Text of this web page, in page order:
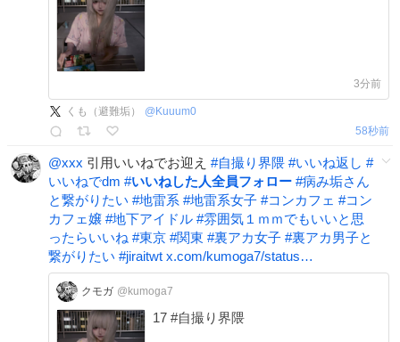
3分前
くも（避難垢） @ Kuuum0
1分前
@xxx 引用いいねでお迎え #自撮り界隈 #いいね返し #
いいねでdm #いいねした人全員フォロー #病み垢さん
と繋がりたい #地雷系 #地雷系女子 #コンカフェ #コン
カフェ嬢 #地下アイドル #雰囲気１ｍｍでもいいと思
ったらいいね #東京 #関東 #裏アカ女子 #裏アカ男子と
繋がりたい #jiraitwt x.com/kumoga7/status…
クモガ @kumoga7
17 #自撮り界隈